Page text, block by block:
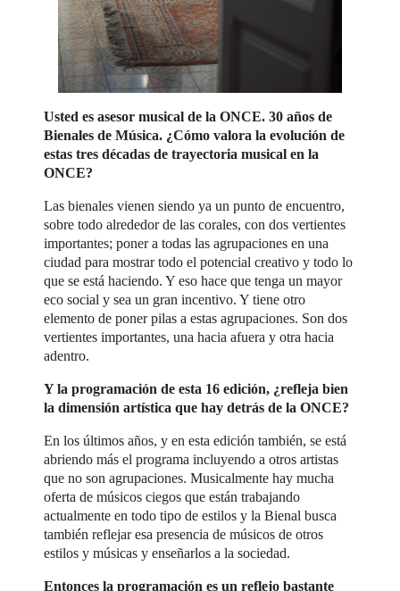
Usted es asesor musical de la ONCE. 30 años de
Bienales de Música. ¿Cómo valora la evolución de
estas tres décadas de trayectoria musical en la
ONCE?
Las bienales vienen siendo ya un punto de encuentro,
sobre todo alrededor de las corales, con dos vertientes
importantes; poner a todas las agrupaciones en una
ciudad para mostrar todo el potencial creativo y todo lo
que se está haciendo. Y eso hace que tenga un mayor
eco social y sea un gran incentivo. Y tiene otro
elemento de poner pilas a estas agrupaciones. Son dos
vertientes importantes, una hacia afuera y otra hacia
adentro.
Y la programación de esta 16 edición, ¿refleja bien
la dimensión artística que hay detrás de la ONCE?
En los últimos años, y en esta edición también, se está
abriendo más el programa incluyendo a otros artistas
que no son agrupaciones. Musicalmente hay mucha
oferta de músicos ciegos que están trabajando
actualmente en todo tipo de estilos y la Bienal busca
también reflejar esa presencia de músicos de otros
estilos y músicas y enseñarlos a la sociedad.
Entonces la programación es un reflejo bastante